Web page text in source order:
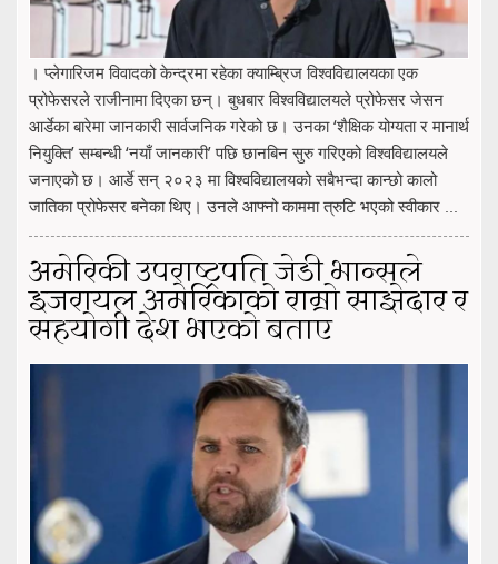
। प्लेगारिजम विवादको केन्द्रमा रहेका क्याम्ब्रिज विश्वविद्यालयका एक
प्रोफेसरले राजीनामा दिएका छन्। बुधबार विश्वविद्यालयले प्रोफेसर जेसन
आर्डेका बारेमा जानकारी सार्वजनिक गरेको छ। उनका ‘शैक्षिक योग्यता र मानार्थ
नियुक्ति’ सम्बन्धी ‘नयाँ जानकारी’ पछि छानबिन सुरु गरिएको विश्वविद्यालयले
जनाएको छ। आर्डे सन् २०२३ मा विश्वविद्यालयको सबैभन्दा कान्छो कालो
जातिका प्रोफेसर बनेका थिए। उनले आफ्नो काममा त्रुटि भएको स्वीकार ...
अमेरिकी उपराष्ट्रपति जेडी भान्सले
इजरायल अमेरिकाको राम्रो साझेदार र
सहयोगी देश भएको बताए